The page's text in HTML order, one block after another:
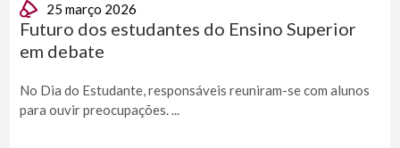
25 março 2026
Futuro dos estudantes do Ensino Superior
em debate
No Dia do Estudante, responsáveis reuniram-se com alunos
para ouvir preocupações. ...